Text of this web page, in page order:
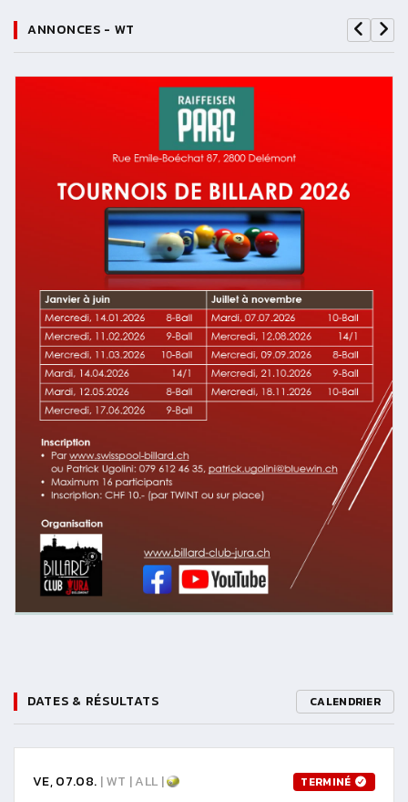
ANNONCES - WT
DATES & RÉSULTATS CALENDRIER
VE, 07.08. | WT | ALL | TERMINÉ